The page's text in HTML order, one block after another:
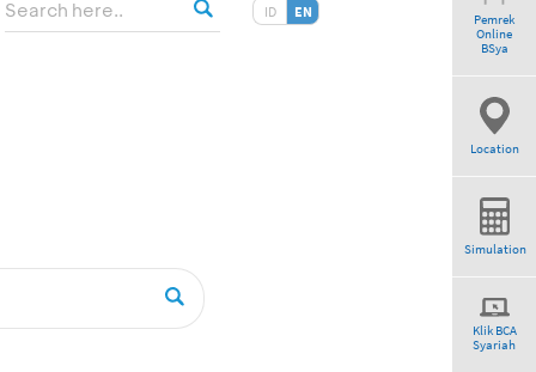
ID EN
Pemrek
Online
BSya
Location
Simulation
Klik BCA
Syariah